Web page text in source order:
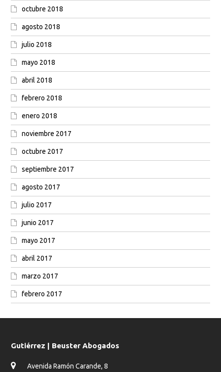
octubre 2018
agosto 2018
julio 2018
mayo 2018
abril 2018
febrero 2018
enero 2018
noviembre 2017
octubre 2017
septiembre 2017
agosto 2017
julio 2017
junio 2017
mayo 2017
abril 2017
marzo 2017
febrero 2017
Gutiérrez | Beuster Abogados
Avenida Ramón Carande, 8